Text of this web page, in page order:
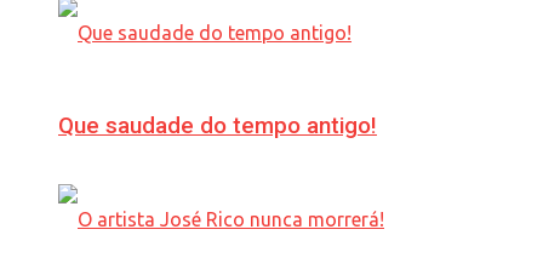
Que saudade do tempo antigo!